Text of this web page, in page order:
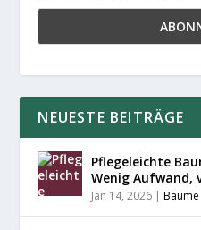
NEUESTE BEITRÄGE
Pflegeleichte
Wenig Aufwand,
Jan 14, 2026 |Bäume